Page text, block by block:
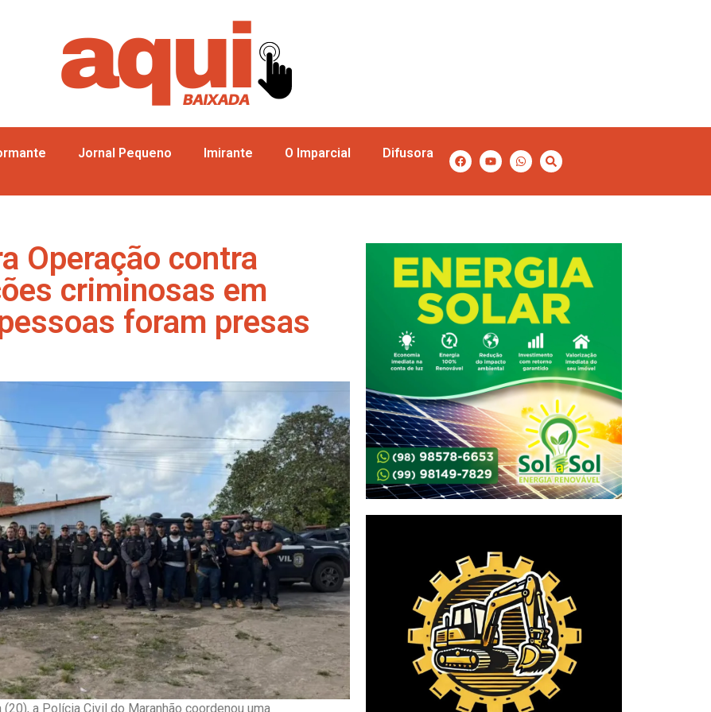
Jornal Pequeno Imirante O Imparcial Difusora
Operação contra
criminosas em
foram presas
a Polícia Civil do Maranhão coordenou uma